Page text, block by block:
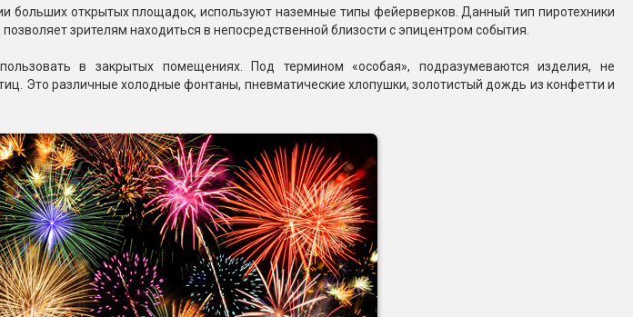
Бенгальские огни малые
Бенгальские огни большие
Фонтаны пиротехнические
Фонтаны сценические (холодные)
Фонтаны для улицы
Вулканы
Ракеты
Фестивальные шары
Оборудование для
спецэффектов
Елочные гирлянды
Фейерверк-шоу
больших открытых площадок, используют наземные типы фейерверков. Данный тип пиротехники
зрителям находиться в непосредственной близости с эпицентром события.
в закрытых помещениях. Под термином «особая», подразумеваются изделия, не
Это различные холодные фонтаны, пневматические хлопушки, золотистый дождь из конфетти и